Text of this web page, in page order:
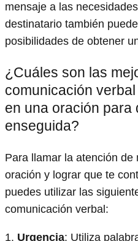
mensaje a las
destinatario también
posibilidades de obtener
¿Cuáles son las
comunicación
en una oración para
enseguida?
Para llamar la atención
oración y lograr que te
puedes utilizar las
comunicación verbal:
1. Urgencia: Utiliza